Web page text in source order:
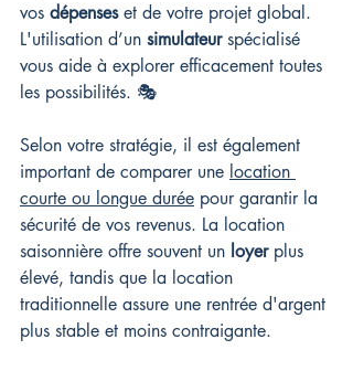
vos dépenses et de votre projet global.
L'utilisation d’un simulateur spécialisé
vous aide à explorer efficacement toutes
les possibilités. 🎭
Selon votre stratégie, il est également
important de comparer une location
courte ou longue durée pour garantir la
sécurité de vos revenus. La location
saisonnière offre souvent un loyer plus
élevé, tandis que la location
traditionnelle assure une rentrée d'argent
plus stable et moins contraigante.